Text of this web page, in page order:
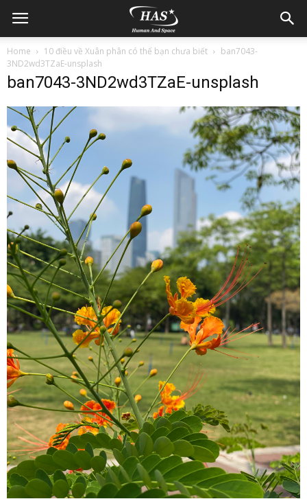
Home 10 điều về Xuân phân có thể bạn chưa biết
ban7043-
3ND2wd3TZaE-unsplash
ban7043-3ND2wd3TZaE-unsplash